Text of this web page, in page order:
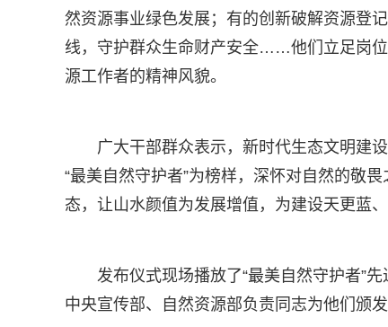
然资源事业绿色发展；有的创新破解资源登
线，守护群众生命财产安全……他们立足岗
源工作者的精神风貌。
广大干部群众表示，新时代生态文明建
“最美自然守护者”为榜样，深怀对自然的敬
态，让山水颜值为发展增值，为建设天更蓝
发布仪式现场播放了“最美自然守护者”
中央宣传部、自然资源部负责同志为他们颁发